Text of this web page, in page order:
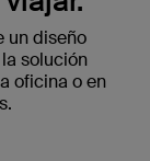
un diseño
solución
oficina o en